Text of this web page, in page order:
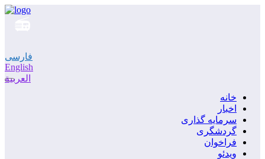
فارسی
English
العربية
خانه
اخبار
سرمایه گذاری
گردشگری
فراخوان
ویدئو